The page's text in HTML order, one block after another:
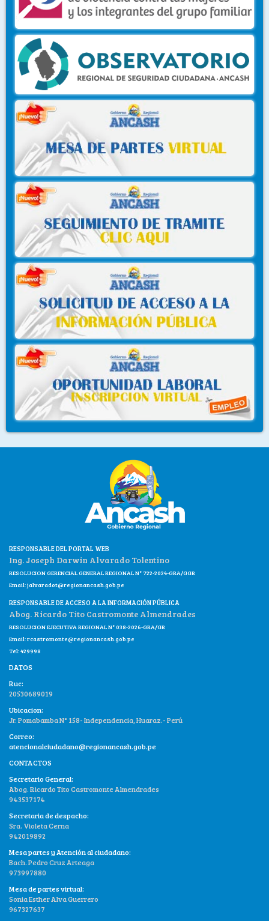
RESPONSABLE DEL PORTAL WEB
Ing. Joseph Darwin Alvarado Tolentino
RESOLUCION GERENCIAL GENERAL REGIONAL N° 722-2024-GRA/GGR
Email:jalvaradot@regionancash.gob.pe
RESPONSABLE DE ACCESO A LA INFORMACIÓN PÚBLICA
Abog. Ricardo Tito Castromonte Almendrades
RESOLUCION EJECUTIVA REGIONAL N° 038-2026-GRA/GR
Email:rcastromonte@regionancash.gob.pe
Tel: 429998
DATOS
Ruc:
20530689019
Ubicacion:
Jr. Pomabamba N° 158- Independencia, Huaraz.- Perú
Correo:
atencionalciudadano@regionancash.gob.pe
CONTACTOS
Secretario General:
Abog. Ricardo Tito Castromonte Almendrades
943537174
Secretaria de despacho:
Sra. Violeta Cerna
942019892
Mesa partes y Atención al ciudadano:
Bach. Pedro Cruz Arteaga
973997880
Mesa de partes virtual:
Sonia Esther Alva Guerrero
967327637